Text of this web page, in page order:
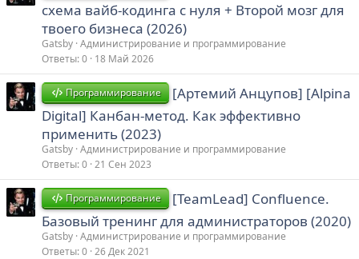
схема вайб‑кодинга с нуля + Второй мозг для
твоего бизнеса (2026)
Gatsby Администрирование и программирование
Ответы 0 18 Май 2026
Программирование
[Артемий Анцупов] [Alpina
Digital] Канбан-метод. Как эффективно
применить (2023)
Gatsby Администрирование и программирование
Ответы 0 21 Сен 2023
Программирование
[TeamLead] Confluence.
Базовый тренинг для администраторов (2020)
Gatsby Администрирование и программирование
Ответы 0 26 Дек 2021